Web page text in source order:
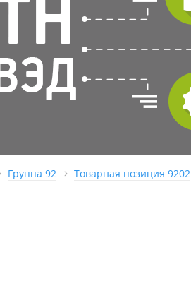
Группа 92 Товарная позиция 9202